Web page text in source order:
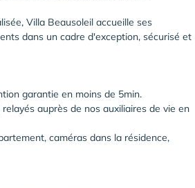
Villa Beausoleil accueille ses
dans un cadre d'exception, sécurisé et
garantie en moins de 5min.
auprès de nos auxiliaires de vie en
caméras dans la résidence,